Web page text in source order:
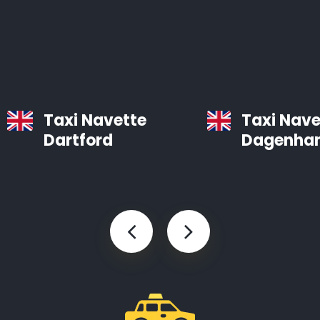
Taxis d’aéroport à Romford
Le temps est précieux. Vous pouvez gagner des
heures en utilisant Airporttaxis.com plutôt que les
Nous proposons différents types de voitures bien
entretenues qui sont prévues pour les transports
Taxi Navette
Dartford
Taxi